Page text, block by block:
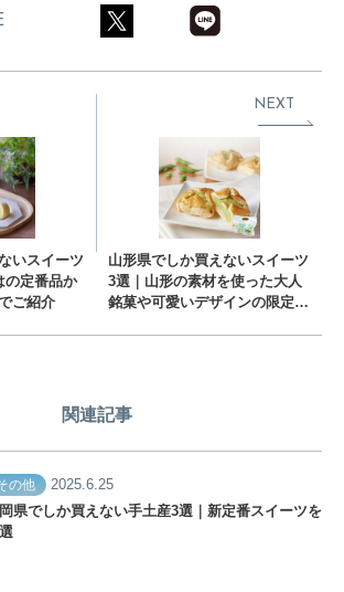
いスイーツ
の定番品か
ご紹介
NEXT
山形県でしか買えないスイーツ
3選｜山形の素材を使った大人
銘菓や可愛いデザインの限定ス
関連記事
の他
2025.6.25
県でしか買えない手土産3選｜新定番スイーツを